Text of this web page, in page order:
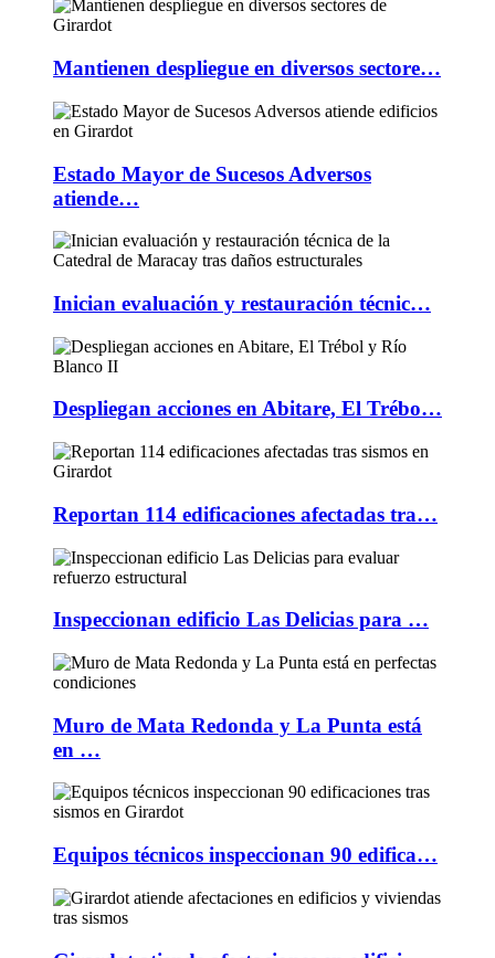
Mantienen despliegue en diversos sectore…
Estado Mayor de Sucesos Adversos
atiende…
Inician evaluación y restauración técnic…
Despliegan acciones en Abitare, El Trébo…
Reportan 114 edificaciones afectadas tra…
Inspeccionan edificio Las Delicias para …
Muro de Mata Redonda y La Punta está
en …
Equipos técnicos inspeccionan 90 edifica…